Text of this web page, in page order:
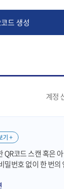
드 생성
계정
기 +
코드 스캔 혹은
밀번호 없이 한 번